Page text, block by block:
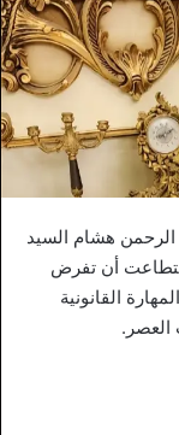
الرحمن هشام السيد
استطاعت أن تفرض
القانونية
العصر.